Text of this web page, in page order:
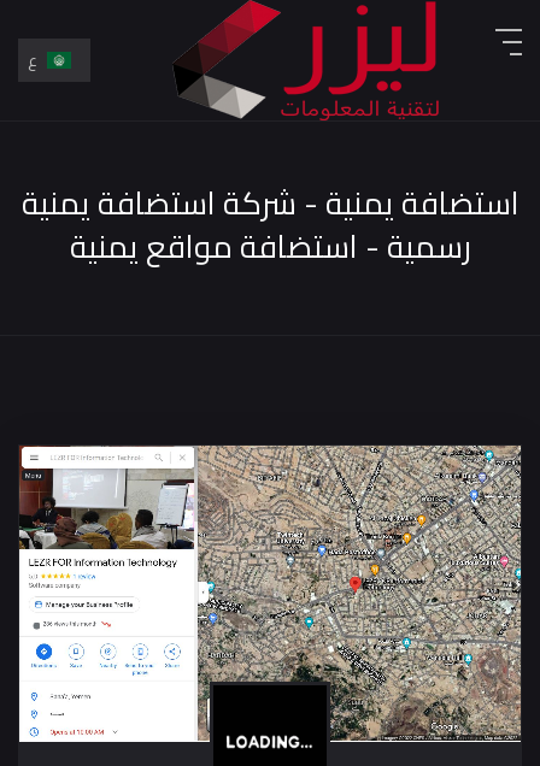
ع
En
استضافة يمنية - شركة استضافة يمنية
رسمية - استضافة مواقع يمنية